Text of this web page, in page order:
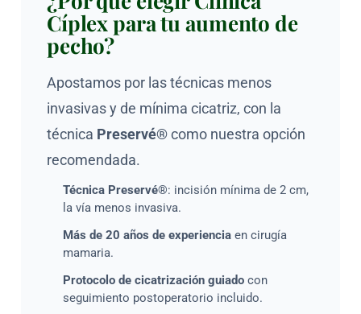
o vitamina E. No aplicar sobre la herida abierta y
combinar siempre con protección solar SPF 50+.
Cíplex para tu aumento de
pecho?
Apostamos por las técnicas menos
invasivas y de mínima cicatriz, con la
técnica Preservé®como nuestra opción
recomendada.
Técnica Preservé®: incisión mínima de 2 cm,
la vía menos invasiva.
Más de 20 años de experiencia en cirugía
mamaria.
Protocolo de cicatrización guiado con
seguimiento postoperatorio incluido.